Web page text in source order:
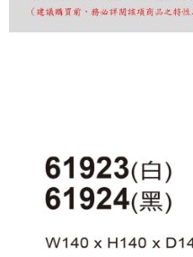
※ 交易是否成功請以「AFTEE先享
３．未成年的使用者請事先徵得法
「AFTEE先享後付」，若未經同意
４．使用「AFTEE先享後付」時，
時審查核予不同之上限額度；若仍
請求用戶進行身份認證。